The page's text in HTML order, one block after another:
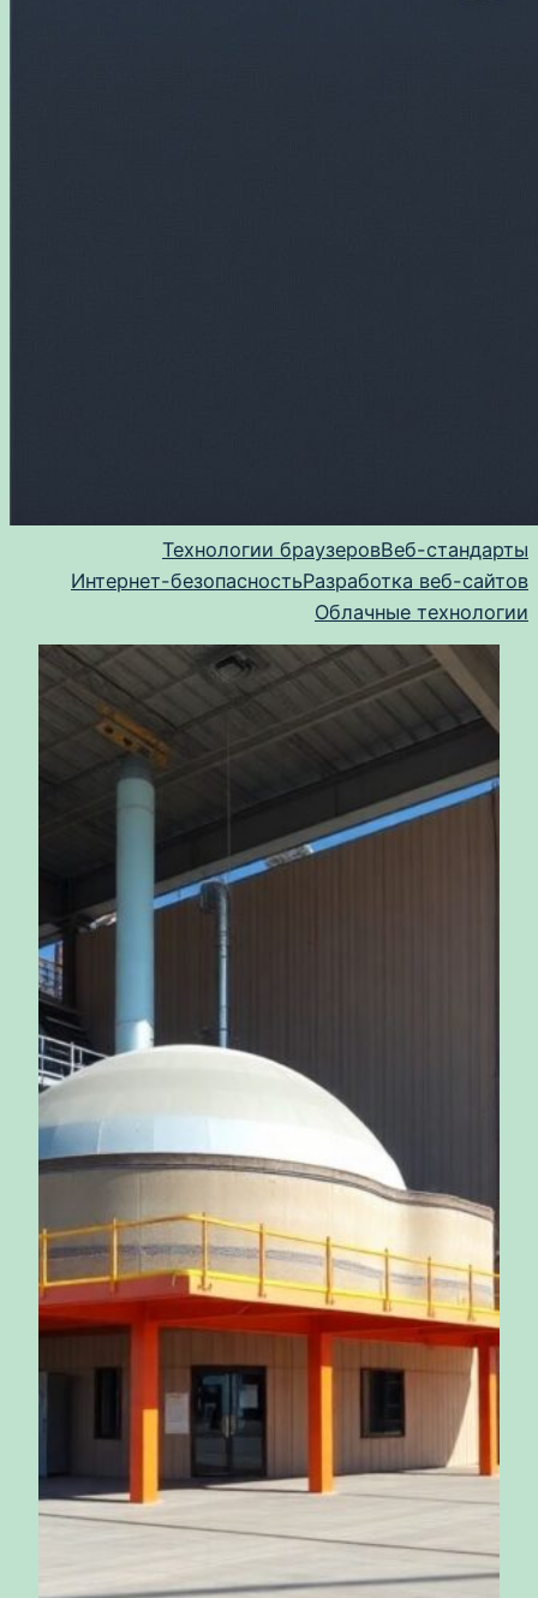
Технологии браузеровВеб-стандарты
Интернет-безопасностьРазработка веб-сайтов
Облачные технологии